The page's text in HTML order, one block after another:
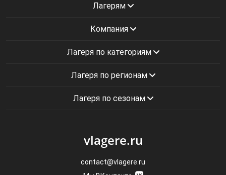
Лагерям
Компания
Лагеря по категориям
Лагеря по регионам
Лагеря по сезонам
vlagere.ru
contact@vlagere.ru